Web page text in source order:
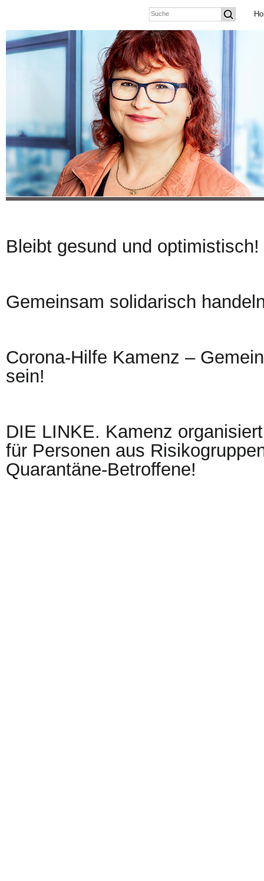
Bleibt gesund und optimistisch!
Gemeinsam solidarisch
Corona-Hilfe Kamenz –
sein!
DIE LINKE. Kamenz
für Personen aus
Quarantäne-Betroffene!